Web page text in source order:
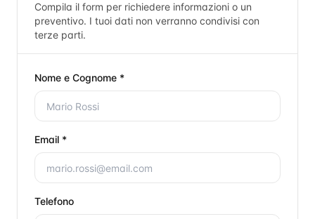
Compila il form per richiedere informazioni o un
preventivo. I tuoi dati non verranno condivisi con
terze parti.
Nome e Cognome *
Email *
Telefono